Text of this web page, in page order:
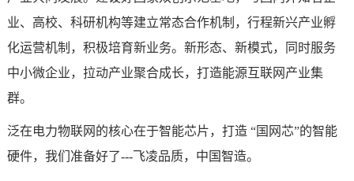
业、高校、科研机构等建立常态合作机制，行程新兴产业孵
化运营机制，积极培育新业务。新形态、新模式，同时服务
中小微企业，拉动产业聚合成长，打造能源互联网产业集
群。
泛在电力物联网的核心在于智能芯片，打造 “国网芯”的智能
硬件，我们准备好了---飞凌品质，中国智造。